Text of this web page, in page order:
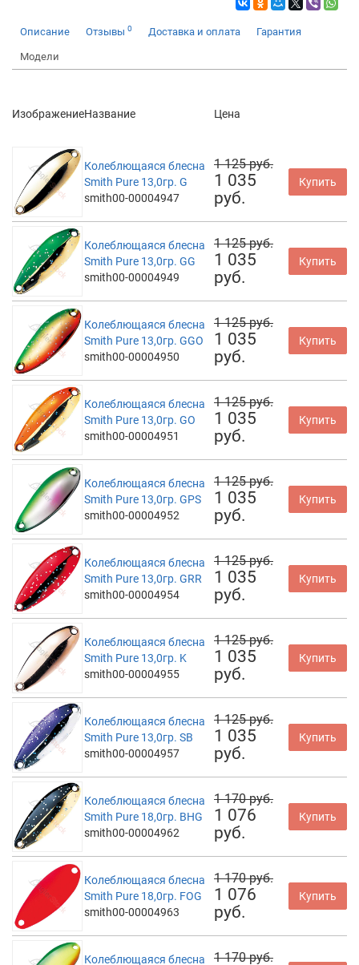
Описание Отзывы 0 Доставка и оплата Гарантия
Модели
ИзображениеНазвание Цена
Колеблющаяся блесна
Smith Pure 13,0гр. G
smith00-00004947
1 125 руб.
1 035
руб.
Купить
Колеблющаяся блесна
Smith Pure 13,0гр. GG
smith00-00004949
1 125 руб.
1 035
руб.
Купить
Колеблющаяся блесна
Smith Pure 13,0гр. GGO
smith00-00004950
1 125 руб.
1 035
руб.
Купить
Колеблющаяся блесна
Smith Pure 13,0гр. GO
smith00-00004951
1 125 руб.
1 035
руб.
Купить
Колеблющаяся блесна
Smith Pure 13,0гр. GPS
smith00-00004952
1 125 руб.
1 035
руб.
Купить
Колеблющаяся блесна
Smith Pure 13,0гр. GRR
smith00-00004954
1 125 руб.
1 035
руб.
Купить
Колеблющаяся блесна
Smith Pure 13,0гр. K
smith00-00004955
1 125 руб.
1 035
руб.
Купить
Колеблющаяся блесна
Smith Pure 13,0гр. SB
smith00-00004957
1 125 руб.
1 035
руб.
Купить
Колеблющаяся блесна
Smith Pure 18,0гр. BHG
smith00-00004962
1 170 руб.
1 076
руб.
Купить
Колеблющаяся блесна
Smith Pure 18,0гр. FOG
smith00-00004963
1 170 руб.
1 076
руб.
Купить
Колеблющаяся блесна 1 170 руб.